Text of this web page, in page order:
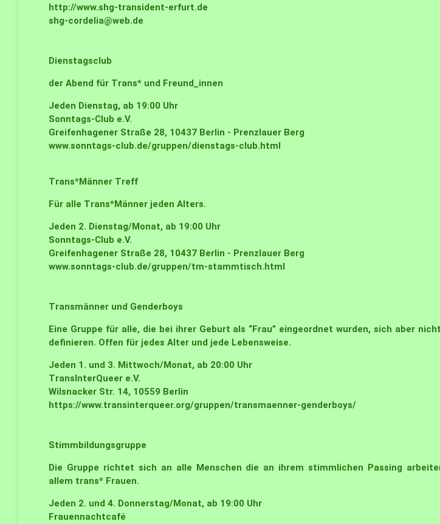
http://www.shg-transident-erfurt.de
shg-cordelia@web.de
Dienstagsclub
der Abend für Trans* und Freund_innen
Jeden Dienstag, ab 19:00 Uhr
Sonntags-Club e.V.
Greifenhagener Straße 28, 10437 Berlin - Prenzlauer Berg
www.sonntags-club.de/gruppen/dienstags-club.html
Trans*Männer Treff
Für alle Trans*Männer jeden Alters.
Jeden 2. Dienstag/Monat, ab 19:00 Uhr
Sonntags-Club e.V.
Greifenhagener Straße 28, 10437 Berlin - Prenzlauer Berg
www.sonntags-club.de/gruppen/tm-stammtisch.html
Transmänner und Genderboys
Eine Gruppe für alle, die bei ihrer Geburt als “Frau” eingeordnet wurden, sich aber
definieren. Offen für jedes Alter und jede Lebensweise.
Jeden 1. und 3. Mittwoch/Monat, ab 20:00 Uhr
TransInterQueer e.V.
Wilsnacker Str. 14, 10559 Berlin
https://www.transinterqueer.org/gruppen/transmaenner-genderboys/
Stimmbildungsgruppe
Die Gruppe richtet sich an alle Menschen die an ihrem stimmlichen Passing
allem trans* Frauen.
Jeden 2. und 4. Donnerstag/Monat, ab 19:00 Uhr
Frauennachtcafé